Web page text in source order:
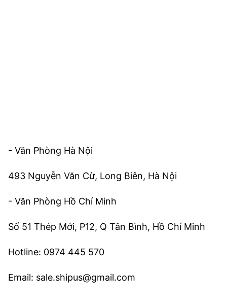
- Văn Phòng Hà Nội
493 Nguyễn Văn Cừ, Long Biên, Hà Nội
- Văn Phòng Hồ Chí Minh
Số 51 Thép Mới, P12, Q Tân Bình, Hồ Chí Minh
Hotline: 0974 445 570
Email: sale.shipus@gmail.com